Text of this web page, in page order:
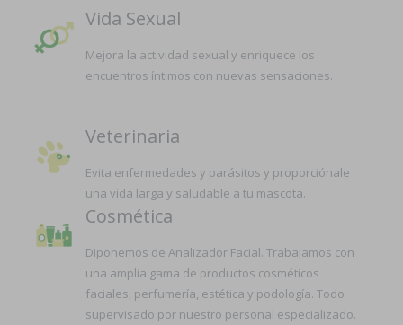
Vida Sexual
Mejora la actividad sexual y enriquece los
encuentros íntimos con nuevas sensaciones.
Veterinaria
Evita enfermedades y parásitos y proporciónale
una vida larga y saludable a tu mascota.
Cosmética
Diponemos de Analizador Facial. Trabajamos con
una amplia gama de productos cosméticos
faciales, perfumería, estética y podología. Todo
supervisado por nuestro personal especializado.